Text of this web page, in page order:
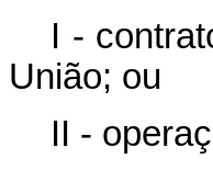
I -
União; ou
II -